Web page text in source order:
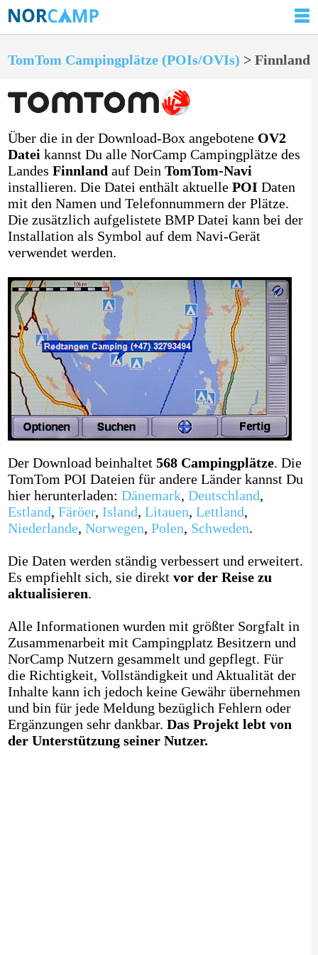
TomTom Campingplätze (POIs/OVIs) > Finnland
Über die in der Download-Box angebotene OV2
Datei kannst Du alle NorCamp Campingplätze des
Landes Finnland auf Dein TomTom-Navi
installieren. Die Datei enthält aktuelle POI Daten
mit den Namen und Telefonnummern der Plätze.
Die zusätzlich aufgelistete BMP Datei kann bei der
Installation als Symbol auf dem Navi-Gerät
verwendet werden.
Der Download beinhaltet 568 Campingplätze. Die
TomTom POI Dateien für andere Länder kannst Du
hier herunterladen: Dänemark, Deutschland,
Estland, Färöer, Island, Litauen, Lettland,
Niederlande, Norwegen, Polen, Schweden.
Die Daten werden ständig verbessert und erweitert.
Es empfiehlt sich, sie direkt vor der Reise zu
aktualisieren.
Alle Informationen wurden mit größter Sorgfalt in
Zusammenarbeit mit Campingplatz Besitzern und
NorCamp Nutzern gesammelt und gepflegt. Für
die Richtigkeit, Vollständigkeit und Aktualität der
Inhalte kann ich jedoch keine Gewähr übernehmen
und bin für jede Meldung bezüglich Fehlern oder
Ergänzungen sehr dankbar. Das Projekt lebt von
der Unterstützung seiner Nutzer.